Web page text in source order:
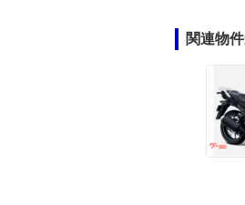
関連物